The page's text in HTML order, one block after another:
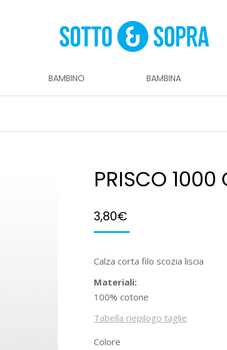
BAMBINO BAMBINA
PRISCO 1000
3,80€
Calza corta filo scozia liscia
Materiali:
100% cotone
Tabella riepilogo taglie
Colore